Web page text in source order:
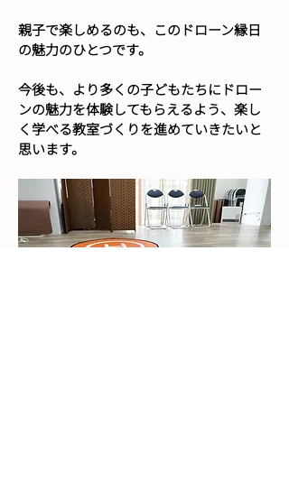
親子で楽しめるのも、このドローン縁日
の魅力のひとつです。
今後も、より多くの子どもたちにドロー
ンの魅力を体験してもらえるよう、楽し
く学べる教室づくりを進めていきたいと
思います。